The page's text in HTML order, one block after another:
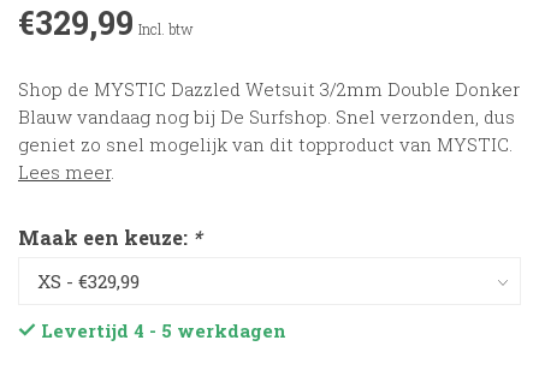
€329,99 Incl. btw
Shop de MYSTIC Dazzled Wetsuit 3/2mm Double Donker
Blauw vandaag nog bij De Surfshop. Snel verzonden, dus
geniet zo snel mogelijk van dit topproduct van MYSTIC.
Lees meer.
Maak een keuze: *
Levertijd 4 - 5 werkdagen